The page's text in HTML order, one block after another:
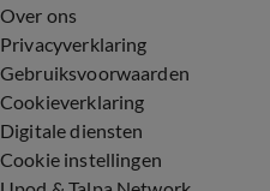
Over ons
Privacyverklaring
Gebruiksvoorwaarden
Cookieverklaring
Digitale diensten
Cookie instellingen